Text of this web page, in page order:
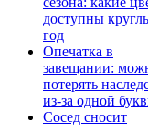
доступны
год
Опечатка в
завещании:
потерять
из-за одной
Сосед сносит